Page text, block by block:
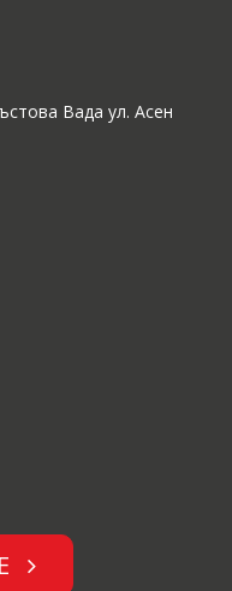
Вада ул. Асен